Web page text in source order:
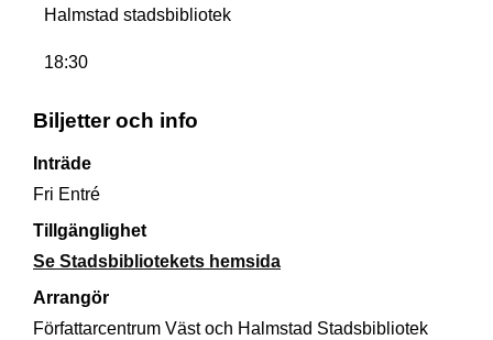
Halmstad stadsbibliotek
18:30
Biljetter och info
Inträde
Fri Entré
Tillgänglighet
Se Stadsbibliotekets hemsida
Arrangör
Författarcentrum Väst och Halmstad Stadsbibliotek